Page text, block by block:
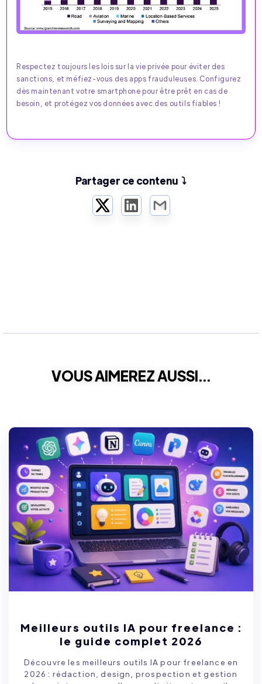
Respectez toujours les lois sur la vie privée pour éviter des
sanctions, et méfiez-vous des apps frauduleuses. Configurez
dès maintenant votre smartphone pour être prêt en cas de
besoin, et protégez vos données avec des outils fiables !
Partager ce contenu ⤵️
TwitterLinkedInEmail
VOUS AIMEREZ AUSSI...
Meilleurs outils IA pour freelance :
le guide complet 2026
Découvre les meilleurs outils IA pour freelance en
2026 : rédaction, design, prospection et gestion